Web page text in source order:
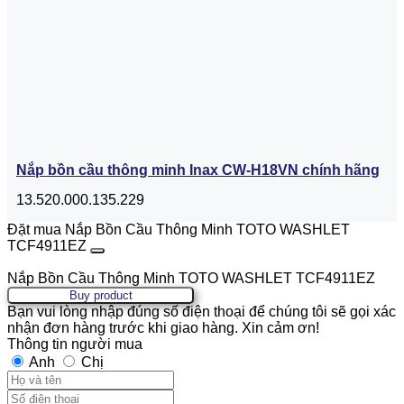
Nắp bồn cầu thông minh Inax CW-H18VN chính hãng
13.520.000.135.229
Đặt mua Nắp Bồn Cầu Thông Minh TOTO WASHLET
TCF4911EZ
Nắp Bồn Cầu Thông Minh TOTO WASHLET TCF4911EZ
Buy product
Bạn vui lòng nhập đúng số điện thoại để chúng tôi sẽ gọi xác
nhận đơn hàng trước khi giao hàng. Xin cảm ơn!
Thông tin người mua
Anh
Chị